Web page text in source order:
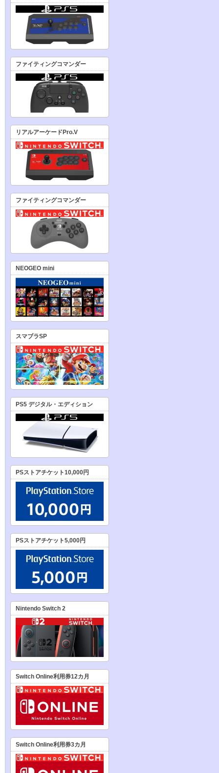
ファイティングコマンダー
リアルアーケードPro.V
ファイティングコマンダー
NEOGEO mini
スマブラSP
PS5 デジタル・エディション
PSストアチケット10,000円
PSストアチケット5,000円
Nintendo Switch 2
Switch Online利用券12カ月
Switch Online利用券3カ月